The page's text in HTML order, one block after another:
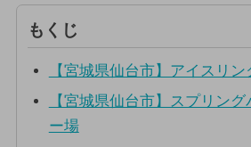
もくじ
【宮城県仙台市】アイスリン
【宮城県仙台市】スプリン
ー場